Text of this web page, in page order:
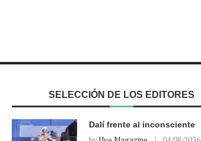
SELECCIÓN DE LOS EDITORES
Dalí frente al inconsciente